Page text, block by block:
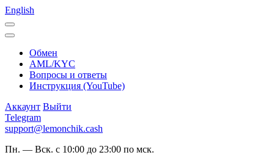
English
Обмен
AML/KYC
Вопросы и ответы
Инструкция (YouTube)
Аккаунт Выйти
Telegram
support@lemonchik.cash
Пн. — Вск. с 10:00 до 23:00 по мск.